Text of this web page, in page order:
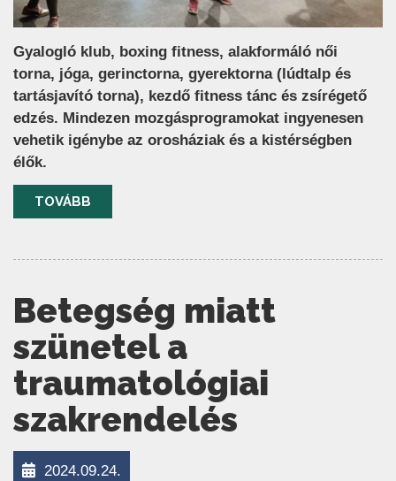
Gyalogló klub, boxing fitness, alakformáló női
torna, jóga, gerinctorna, gyerektorna (lúdtalp és
tartásjavító torna), kezdő fitness tánc és zsírégető
edzés. Mindezen mozgásprogramokat ingyenesen
vehetik igénybe az orosháziak és a kistérségben
élők.
TOVÁBB
Betegség miatt
szünetel a
traumatológiai
szakrendelés
2024.09.24.